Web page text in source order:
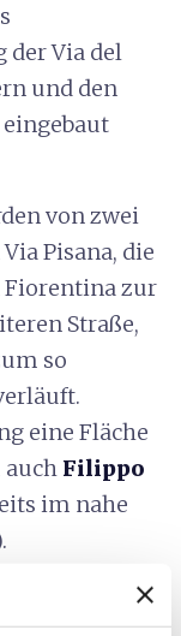
der Via del
und den
von zwei
Pisana, die
Fiorentina zur
Straße,
so
eine Fläche
auch Filippo
im nahe